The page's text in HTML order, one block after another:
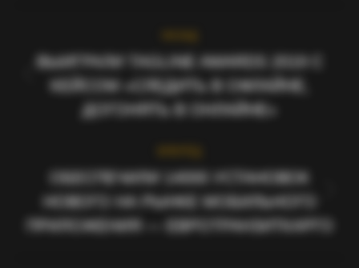
NAVIGATION
Previous
project:
ВЫИГРАЛИ TAGLINE AWARDS 2019 С
КЕЙСОМ «СЛЕДИТЬ В ОФЛАЙНЕ,
ДОГОНЯТЬ В ОНЛАЙНЕ»
Next
project:
ОБЕСПЕЧИЛИ 14000 УСТАНОВОК
НОВОГО НА РЫНКЕ МОБИЛЬНОГО
ПРИЛОЖЕНИЯ — ЕВРОТРАНЗИТКАРГО